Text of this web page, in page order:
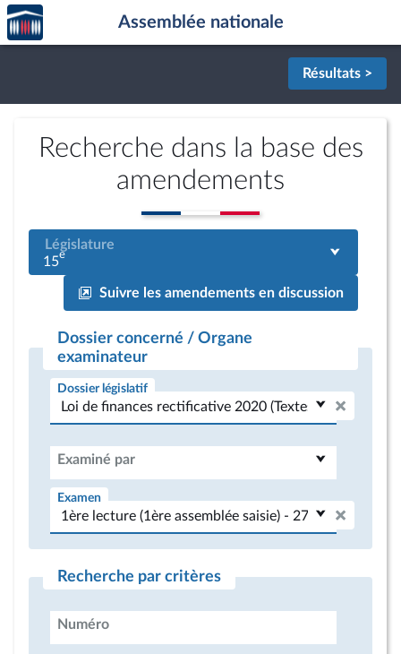
Aller au contenu
Aller en bas de la page
Accèder
à la
page
Assemblée nationale
Résultats >
Recherche dans la base des
amendements
Législature
15e
Suivre les amendements en discussion
Dossier concerné / Organe
examinateur
Dossier législatif
Examiné par
Examen
Recherche par critères
Numéro